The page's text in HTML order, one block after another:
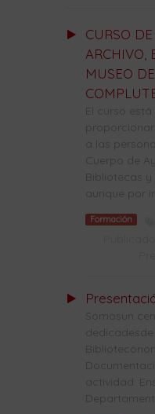
CURSO
ARCHIVO,
MUSEO
El curso
a las
Cuerpo de
Bibliotecas y
aunque por
Formación
Somosun
actividad: